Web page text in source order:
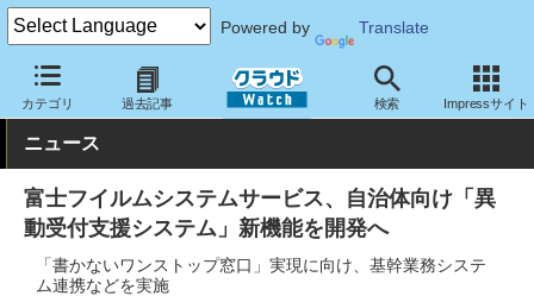
Powered by Translate
カテゴリ 過去記事 検索 Impressサイト
クラウド Watch サービス・ソフト ソフトウェア 基幹業務
ニュース
富士フイルムシステムサービス、自治体向け「異
動受付支援システム」新機能を開発へ
「書かないワンストップ窓口」実現に向け、基幹業務システ
ム連携などを実施